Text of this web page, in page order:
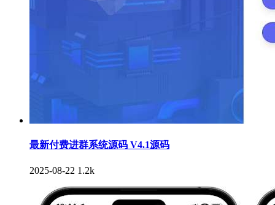
最新付费进群系统源码 V4.1源码
2025-08-22 1.2k